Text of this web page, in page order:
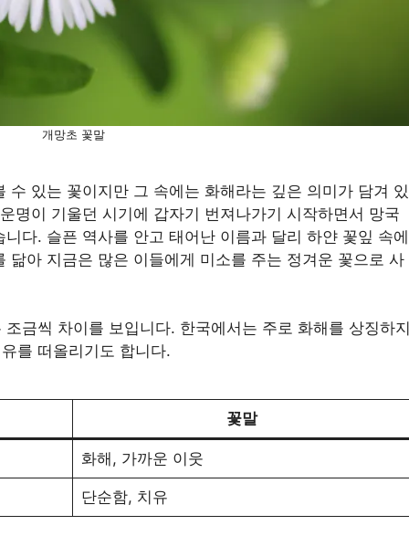
개망초 꽃말
수 있는 꽃이지만 그 속에는 화해라는 깊은 의미가 담겨 있
명이 기울던 시기에 갑자기 번져나가기 시작하면서 망국
다. 슬픈 역사를 안고 태어난 이름과 달리 하얀 꽃잎 속에
닮아 지금은 많은 이들에게 미소를 주는 정겨운 꽃으로 사
금씩 차이를 보입니다. 한국에서는 주로 화해를 상징하지
를 떠올리기도 합니다.
꽃말
화해, 가까운 이웃
단순함, 치유